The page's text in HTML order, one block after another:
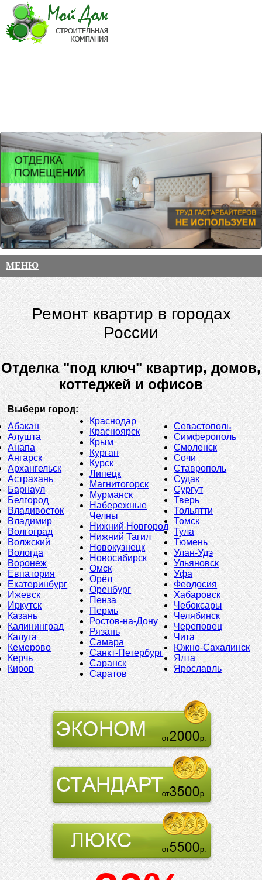
МЕНЮ
Ремонт квартир в городах
России
Отделка "под ключ" квартир, домов,
коттеджей и офисов
Выбери город:
Абакан
Алушта
Анапа
Ангарск
Архангельск
Астрахань
Барнаул
Белгород
Владивосток
Владимир
Волгоград
Волжский
Вологда
Воронеж
Евпатория
Екатеринбург
Ижевск
Иркутск
Казань
Калининград
Калуга
Кемерово
Керчь
Киров
Краснодар
Красноярск
Крым
Курган
Курск
Липецк
Магнитогорск
Мурманск
Набережные
Челны
Нижний Новгород
Нижний Тагил
Новокузнецк
Новосибирск
Омск
Орёл
Оренбург
Пенза
Пермь
Ростов-на-Дону
Рязань
Самара
Санкт-Петербург
Саранск
Саратов
Севастополь
Симферополь
Смоленск
Сочи
Ставрополь
Судак
Сургут
Тверь
Тольятти
Томск
Тула
Тюмень
Улан-Удэ
Ульяновск
Уфа
Феодосия
Хабаровск
Чебоксары
Челябинск
Череповец
Чита
Южно-Сахалинск
Ялта
Ярославль